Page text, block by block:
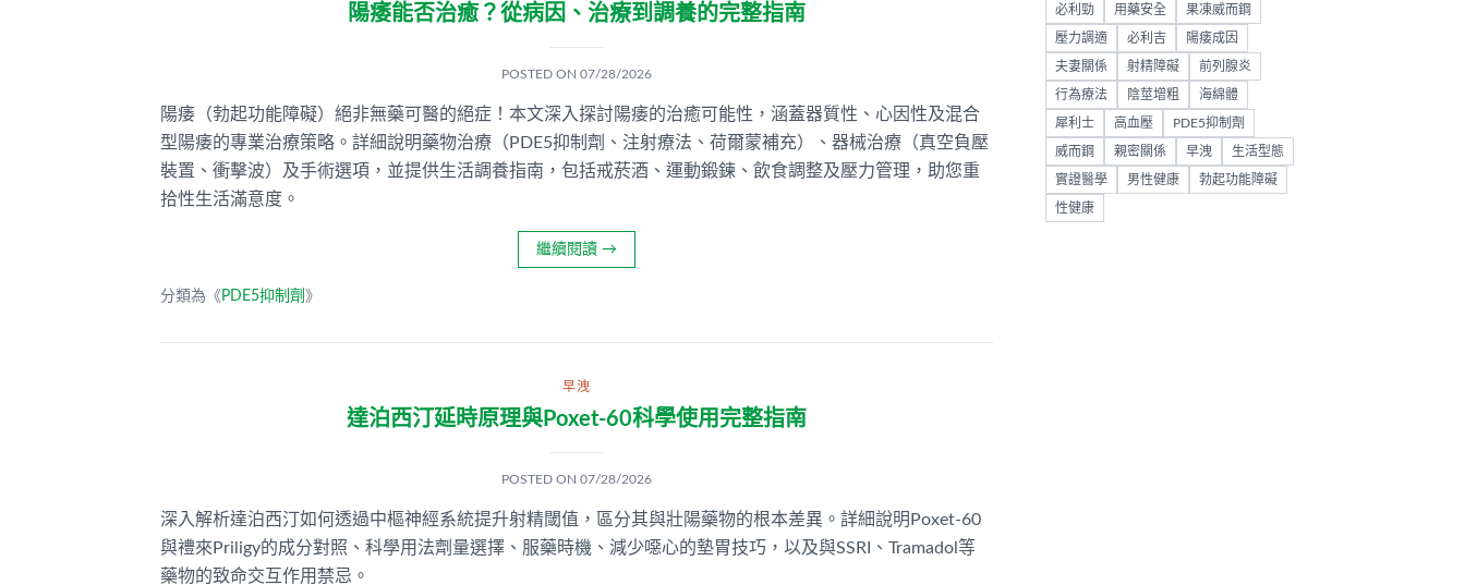
陽痿能否治癒？從病因、治療到調養的完整指南
POSTED ON 07/28/2026
陽痿（勃起功能障礙）絕非無藥可醫的絕症！本文深入探討陽痿的治癒可能性，涵蓋器質性、心因性及混合
型陽痿的專業治療策略。詳細說明藥物治療（PDE5抑制劑、注射療法、荷爾蒙補充）、器械治療（真空負壓
裝置、衝擊波）及手術選項，並提供生活調養指南，包括戒菸酒、運動鍛鍊、飲食調整及壓力管理，助您重
拾性生活滿意度。
繼續閱讀 →
分類為《 PDE5抑制劑 》
早洩
達泊西汀延時原理與Poxet-60科學使用完整指南
POSTED ON 07/28/2026
深入解析達泊西汀如何透過中樞神經系統提升射精閾值，區分其與壯陽藥物的根本差異。詳細說明Poxet-60
與禮來Priligy的成分對照、科學用法劑量選擇、服藥時機、減少噁心的墊胃技巧，以及與SSRI、Tramadol等
藥物的致命交互作用禁忌。
必利勁 用藥安全 果凍威而鋼
壓力調適 必利吉 陽痿成因
夫妻關係 射精障礙 前列腺炎
行為療法 陰莖增粗 海綿體
犀利士 高血壓 PDE5抑制劑
威而鋼 親密關係 早洩 生活型態
實證醫學 男性健康 勃起功能障礙
性健康